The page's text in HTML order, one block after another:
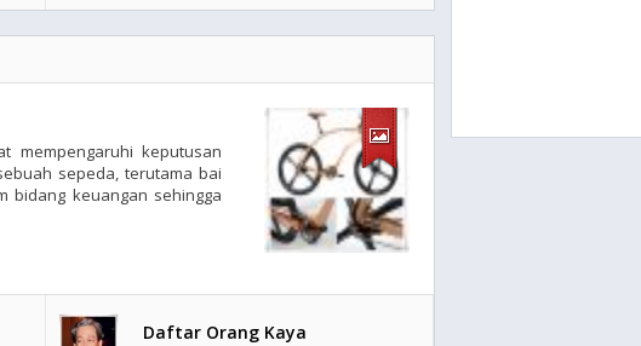
mempengaruhi keputusan
sepeda, terutama bai
bidang keuangan sehingga
Daftar Orang Kaya